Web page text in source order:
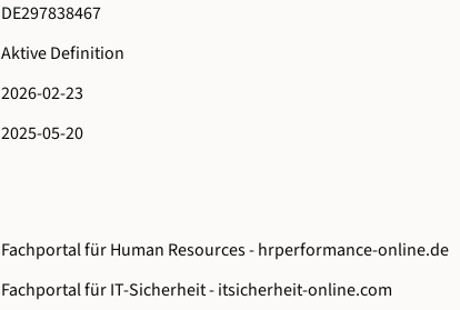
DE297838467
Aktive Definition
2026-02-23
2025-05-20
Fachportal für Human Resources -hrperformance-online.de
Fachportal für IT-Sicherheit -itsicherheit-online.com